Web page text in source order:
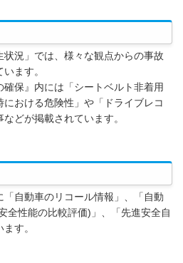
状況」では、様々な観点からの事故
ます。
保』内には「シートベルト非着用
おける危険性」や「ドライブレコ
どが掲載されています。
「自動車のリコール情報」、「自動
全性能の比較評価)」、「先進安全自
す。